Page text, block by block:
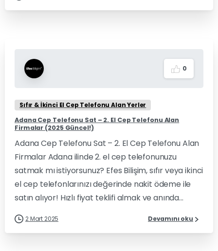
0
Sıfır & İkinci El Cep Telefonu Alan Yerler
Adana Cep Telefonu Sat – 2. El Cep Telefonu Alan
Firmalar (2025 Güncel!)
Adana Cep Telefonu Sat – 2. El Cep Telefonu Alan
Firmalar Adana ilinde 2. el cep telefonunuzu
satmak mı istiyorsunuz? Efes Bilişim, sıfır veya ikinci
el cep telefonlarınızı değerinde nakit ödeme ile
satın alıyor! Hızlı fiyat teklifi almak ve anında...
2 Mart 2025 Devamını oku